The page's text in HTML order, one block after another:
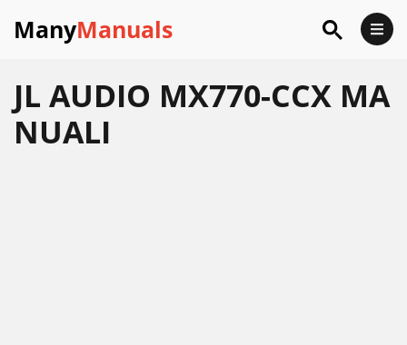
ManyManuals
JL AUDIO MX770-CCX MA
NUALI